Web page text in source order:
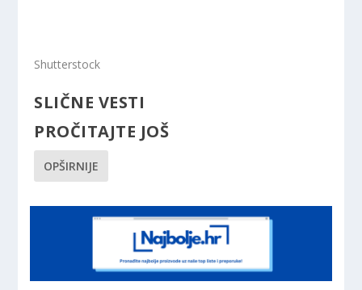
Shutterstock
SLIČNE VESTI
PROČITAJTE JOŠ
OPŠIRNIJE